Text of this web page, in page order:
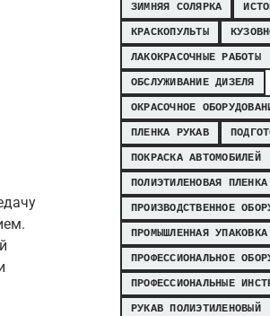
ЗИМНЯЯ СОЛЯРКА
КРАСКОПУЛЬТЫ
ЛАКОКРАСОЧНЫЕ РАБОТЫ
ОБСЛУЖИВАНИЕ ДИЗЕЛЯ
ОКРАСОЧНОЕ
ПЛЕНКА РУКАВ
ПОКРАСКА АВТОМОБИЛЕЙ
ПОЛИЭТИЛЕНОВАЯ ПЛЕНКА
ПРОИЗВОДСТВЕННОЕ
ПРОМЫШЛЕННАЯ УПАКОВКА
ПРОФЕССИОНАЛЬНОЕ
ПРОФЕССИОНАЛЬНЫЕ
РУКАВ ПОЛИЭТИЛЕНОВЫЙ